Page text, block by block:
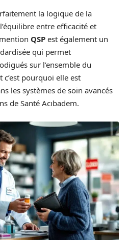
la logique de la
entre efficacité et
QSP est également un
qui permet
sur l’ensemble du
pourquoi elle est
les systèmes de soin avancés
de Santé Acıbadem.